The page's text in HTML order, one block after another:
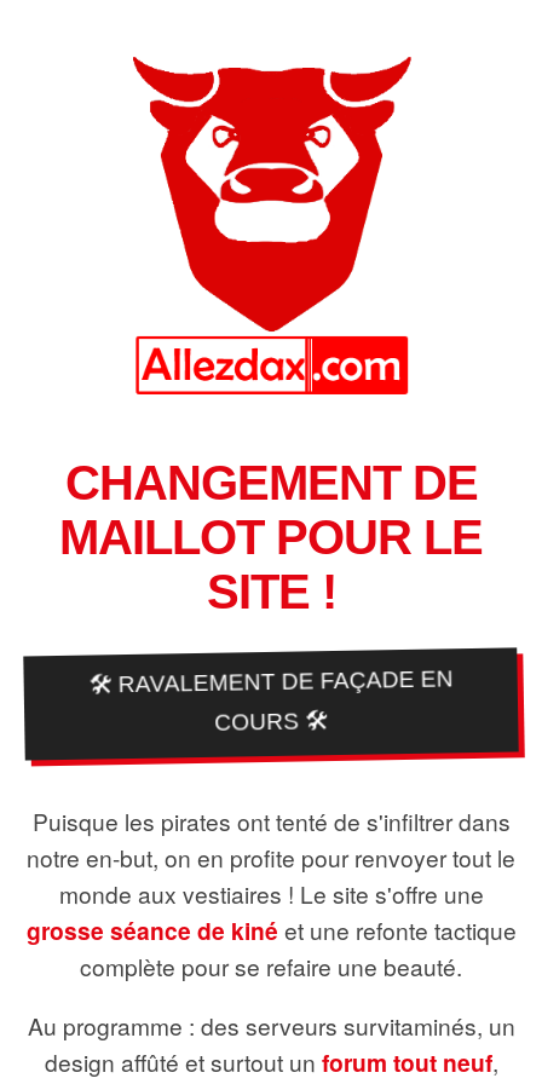
CHANGEMENT DE
MAILLOT POUR LE
SITE !
🛠️ RAVALEMENT DE FAÇADE EN
COURS 🛠️
Puisque les pirates ont tenté de s'infiltrer dans
notre en-but, on en profite pour renvoyer tout le
monde aux vestiaires ! Le site s'offre une
grosse séance de kiné et une refonte tactique
complète pour se refaire une beauté.
Au programme : des serveurs survitaminés, un
design affûté et surtout un forum tout neuf,